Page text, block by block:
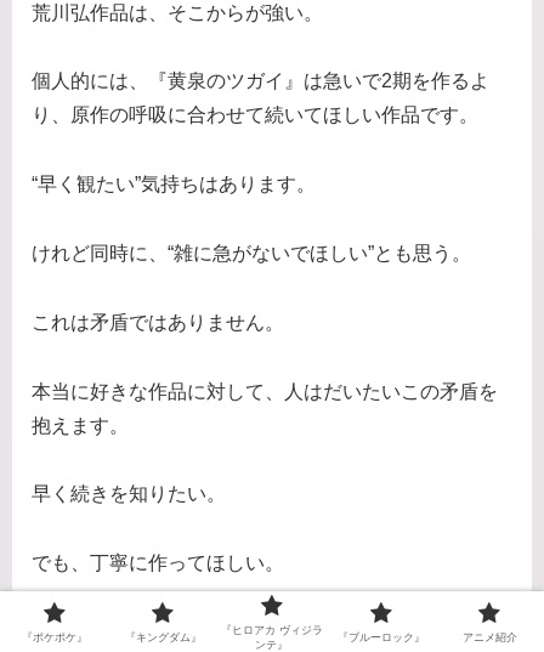
荒川弘作品は、そこからが強い。
個人的には、『黄泉のツガイ』は急いで2期を作るよ
り、原作の呼吸に合わせて続いてほしい作品です。
“早く観たい”気持ちはあります。
けれど同時に、“雑に急がないでほしい”とも思う。
これは矛盾ではありません。
本当に好きな作品に対して、人はだいたいこの矛盾を
抱えます。
早く続きを知りたい。
でも、丁寧に作ってほしい。
『黄泉のツガイ』は、その両方を願いたくなる作品で
『ポケポケ』 『キングダム』
『ヒロアカ ヴィジラ
ンテ』
『ブルーロック』 アニメ紹介